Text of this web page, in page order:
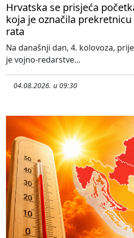
Hrvatska se prisjeća
koja je označila
rata
Na današnji dan, 4. kolovoza,
je vojno-redarstve...
04.08.2026. u 09:30